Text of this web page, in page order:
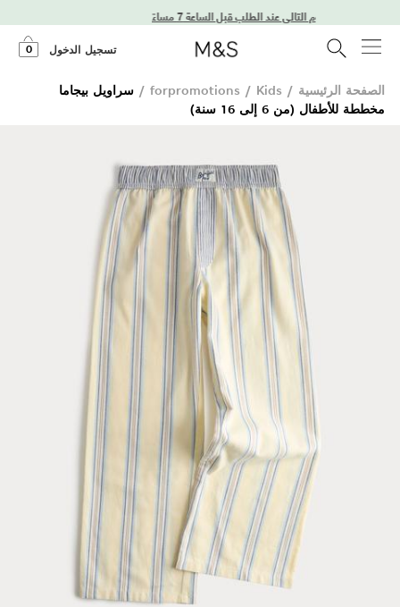
توصيل في اليوم التالي عند الطلب قبل الساعة 7 مساءً
تسجيل الدخول 0
الصفحة الرئيسية /
forpromotions / Kids
/ سراويل بيجاما
مخططة للأطفال (من 6 إلى 16 سنة)